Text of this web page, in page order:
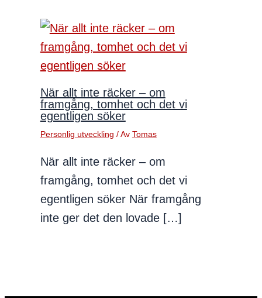
När allt inte räcker – om
framgång, tomhet och det vi
egentligen söker
Personlig utveckling / Av Tomas
När allt inte räcker – om
framgång, tomhet och det vi
egentligen söker När framgång
inte ger det den lovade […]